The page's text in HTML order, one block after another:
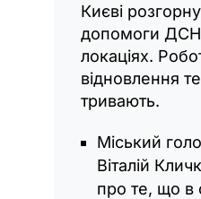
Києві
допомоги
локаціях.
відновлення
тривають.
Міський
Віталій
про те, що в